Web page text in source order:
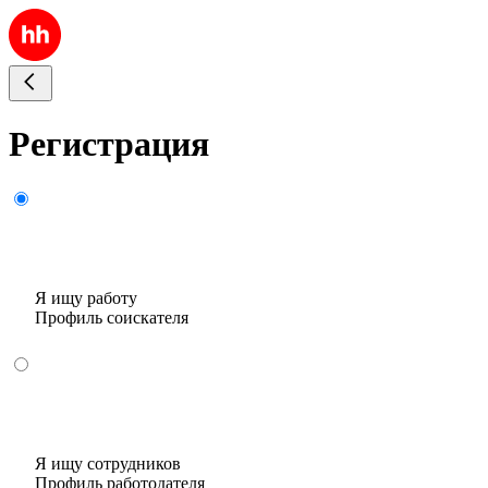
Регистрация
Я ищу работу
Профиль соискателя
Я ищу сотрудников
Профиль работодателя